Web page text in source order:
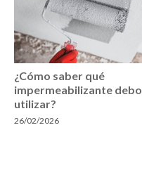
¿Cómo saber qué
impermeabilizante debo
utilizar?
26/02/2026